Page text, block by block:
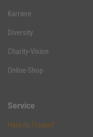
Karriere
Diversity
Charity-Vision
Online-Shop
Service
Hast du Fragen?